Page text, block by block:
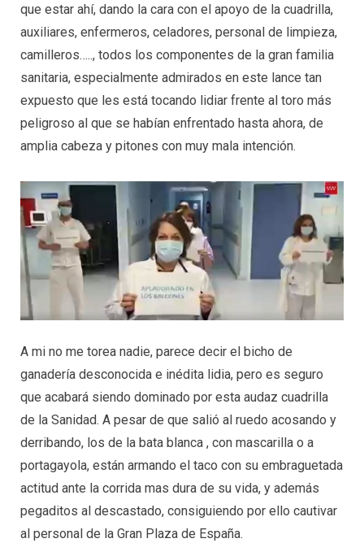
que estar ahí, dando la cara con el apoyo de la cuadrilla,
auxiliares, enfermeros, celadores, personal de limpieza,
camilleros….., todos los componentes de la gran familia
sanitaria, especialmente admirados en este lance tan
expuesto que les está tocando lidiar frente al toro más
peligroso al que se habían enfrentado hasta ahora, de
amplia cabeza y pitones con muy mala intención.
A mi no me torea nadie, parece decir el bicho de
ganadería desconocida e inédita lidia, pero es seguro
que acabará siendo dominado por esta audaz cuadrilla
de la Sanidad. A pesar de que salió al ruedo acosando y
derribando, los de la bata blanca , con mascarilla o a
portagayola, están armando el taco con su embraguetada
actitud ante la corrida mas dura de su vida, y además
pegaditos al descastado, consiguiendo por ello cautivar
al personal de la Gran Plaza de España.